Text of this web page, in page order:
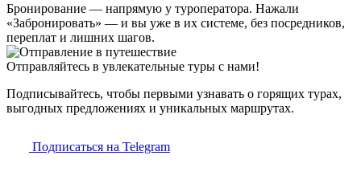
Бронирование — напрямую у туроператора. Нажали
«Забронировать» — и вы уже в их системе, без посредников,
переплат и лишних шагов.
Отправляйтесь в увлекательные туры с нами!
Подписывайтесь, чтобы первыми узнавать о горящих турах,
выгодных предложениях и уникальных маршрутах.
Подписаться на Telegram